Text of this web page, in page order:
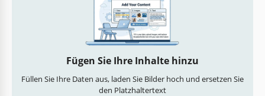
Fügen Sie Ihre Inhalte hinzu
Füllen Sie Ihre Daten aus, laden Sie Bilder hoch und ersetzen Sie
den Platzhaltertext